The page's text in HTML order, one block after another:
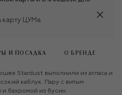
карту ЦУМа
И ПОСАДКА О БРЕНДЕ
Stardust выполнили из атласа и
каблук. Пару с витым
бахромой из бусин.